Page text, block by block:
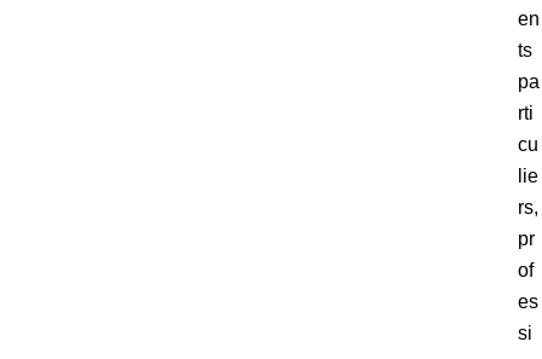
en
ts
pa
rti
cu
lie
rs,
pr
of
es
si